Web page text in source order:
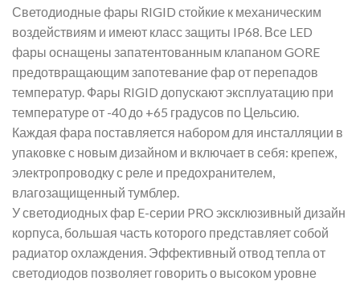
Светодиодные фары RIGID стойкие к механическим
воздействиям и имеют класс защиты IP68. Все LED
фары оснащены запатентованным клапаном GORE
предотвращающим запотевание фар от перепадов
температур. Фары RIGID допускают эксплуатацию при
температуре от -40 до +65 градусов по Цельсию.
Каждая фара поставляется набором для инсталляции в
упаковке с новым дизайном и включает в себя: крепеж,
электропроводку с реле и предохранителем,
влагозащищенный тумблер.
У светодиодных фар E-серии PRO эксклюзивный дизайн
корпуса, большая часть которого представляет собой
радиатор охлаждения. Эффективный отвод тепла от
светодиодов позволяет говорить о высоком уровне